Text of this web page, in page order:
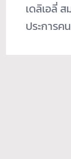
เดลิเอลี่
ประการค